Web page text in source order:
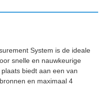
System is de ideale
snelle en nauwkeurige
biedt aan een van
en maximaal 4